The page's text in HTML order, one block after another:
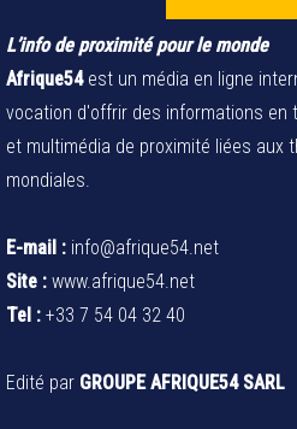
L’info de proximité pour le monde
Afrique54est un média en ligne
vocation d'offrir des informations en
et multimédia de proximité liées aux
mondiales.
E-mail : info@afrique54.net
Site : www.afrique54.net
Tel : +33 7 54 04 32 40
Edité par GROUPE AFRIQUE54 SARL